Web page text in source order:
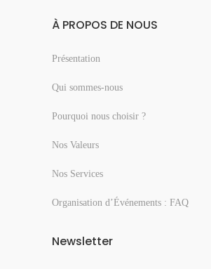
À PROPOS DE NOUS
Présentation
Qui sommes-nous
Pourquoi nous choisir ?
Nos Valeurs
Nos Services
Organisation d’Événements : FAQ
Newsletter